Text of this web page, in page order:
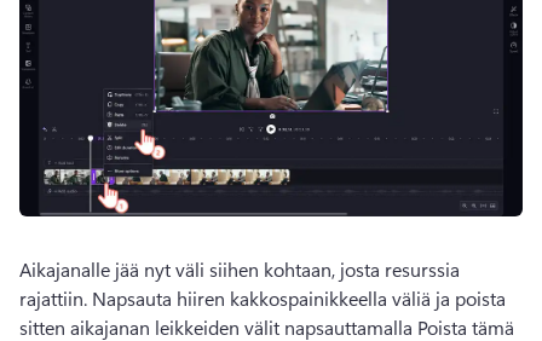
Aikajanalle jää nyt väli siihen kohtaan, josta resurssia
rajattiin. Napsauta hiiren kakkospainikkeella väliä ja poista
sitten aikajanan leikkeiden välit napsauttamalla Poista tämä